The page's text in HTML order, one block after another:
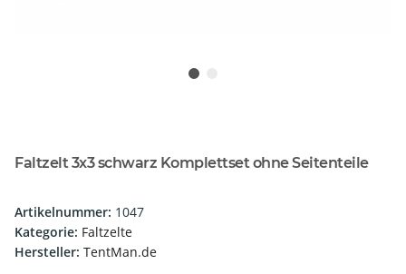
Faltzelt 3x3 schwarz Komplettset ohne Seitenteile
Artikelnummer: 1047
Kategorie: Faltzelte
Hersteller: TentMan.de